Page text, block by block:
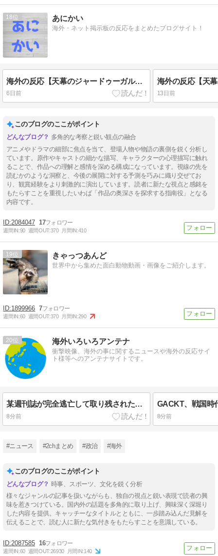
18 あにかい
海外・ネット掲示板の反応をまとめたブログサイト！
海外の反応【天幕のジャードゥーガル】6話 ドレゲネの過去回良すぎた…アニメ・オブ・ザ・イヤーだろこれ
6日前 13日前
このブログのここがポイント
多角的な考察と鋭い観点の融合
アニメやドラマの細部に焦点を当て、登場人物や物語の裏側を鋭く分析し
ています。原作やキャストの細かな描写、キャラクターの心理描写に触れ
ることで、作品への理解と感情を深める構成になっています。視線の先を
読むかのような洞察と、今後の展開に対する予測を巧みに織り交ぜてお
り、観賞経験をより刺激的に演出しています。読者に新たな視点と感銘を
もたらすことを重視したいわば「作品の奥深さを探求する指南役」となる
内容です。
2084047 17
週間IN:90 週間OUT:370 月間IN:410
19 きゃっつあんど
世界中から集めた面白動物動画・画像をご紹介します。
1899966 7
週間IN:60 週間OUT:370 月間IN:290
20 海外いろいろアンテナ
衝撃映像、海外の事に関するニュースや海外の反応サイ
ト様等へのアンテナサイトです。
某週刊誌が完全逃亡して取り残された中道議員が絶体絶命の窮地、「今度は宏池会に矛先を向けたか……」と節操の無さに呆れる人が続出
8分前 8分前
#ニュース #2chまとめ #政治 #海外
このブログのここがポイント
時事、スポーツ、文化を鋭く分析
様々なジャンルの記事を扱いながらも、独自の視点と鋭い表現で読者の興
味を惹きつけている。国内外の話題を多角的に取り上げ、興味深く深堀り
した内容を提供。キャッチーなタイトルとともに、一歩踏み込んだ見解を
伝えることで、読む人に新たな気付きをもたらすことを意識している。
2087585 16
週間IN:60 週間OUT:26930 月間IN:140